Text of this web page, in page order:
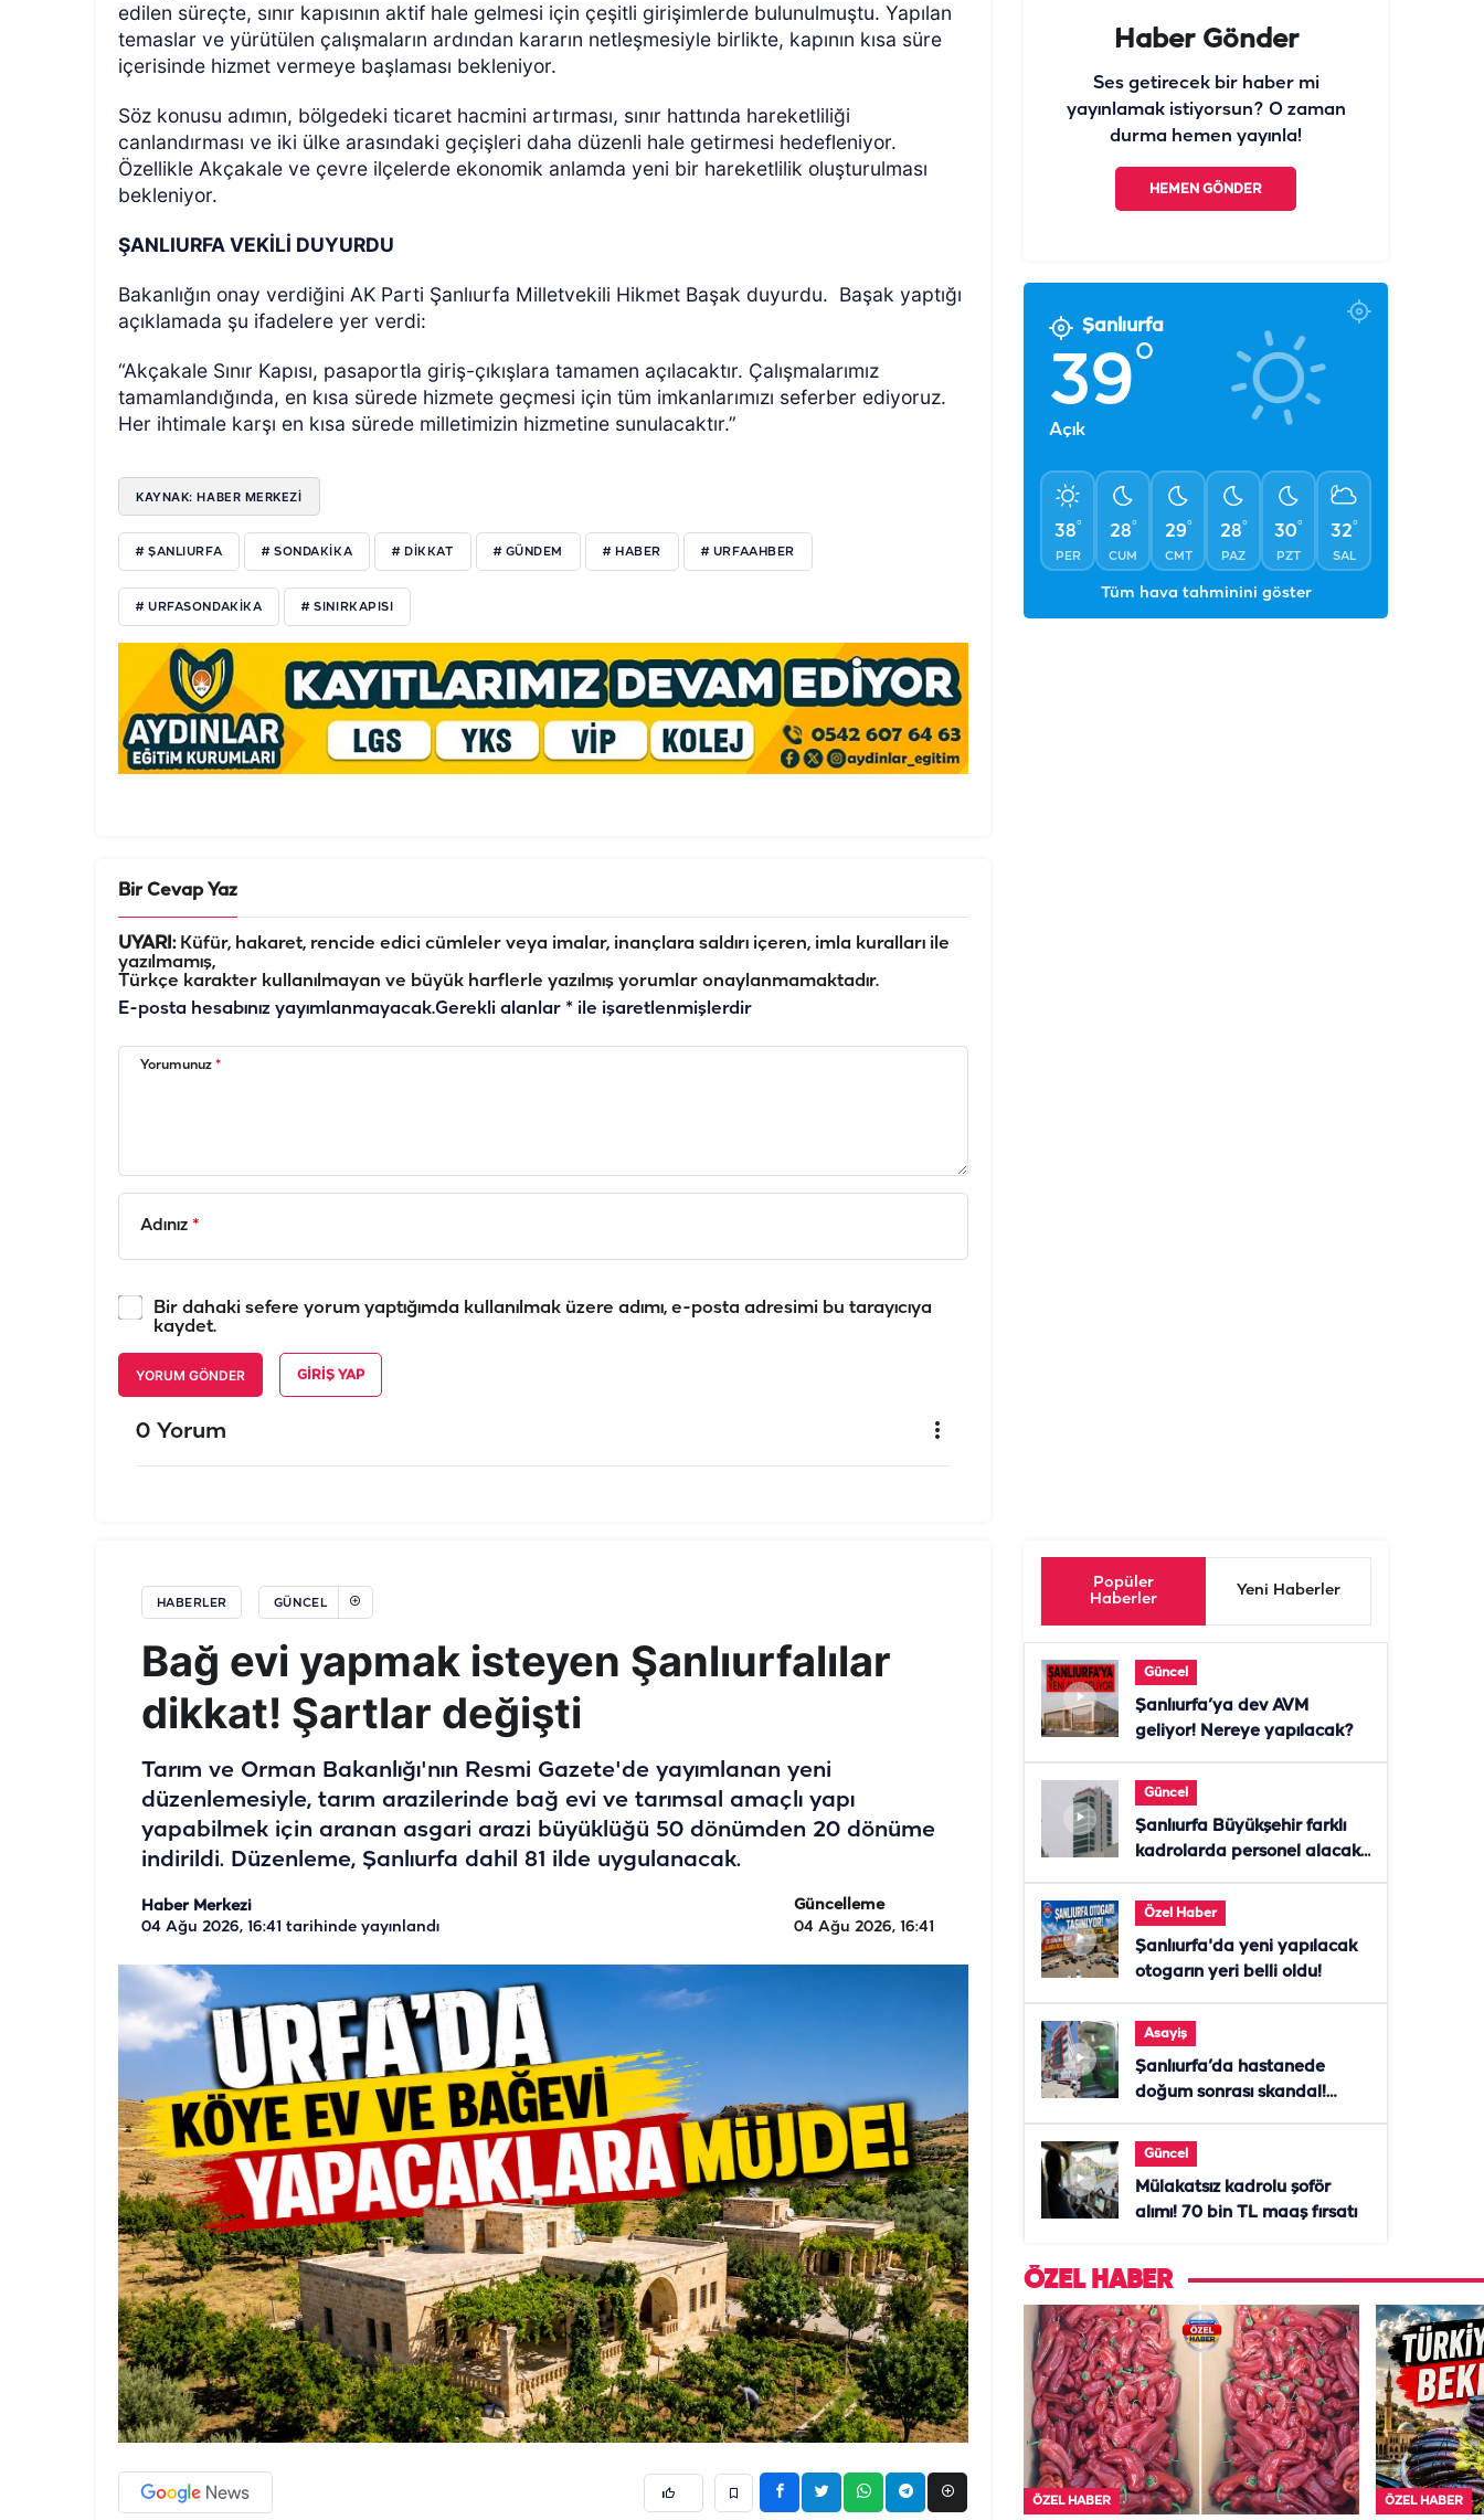
edilen süreçte, sınır kapısının aktif hale gelmesi için çeşitli girişimlerde bulunulmuştu. Yapılan
temaslar ve yürütülen çalışmaların ardından kararın netleşmesiyle birlikte, kapının kısa süre
içerisinde hizmet vermeye başlaması bekleniyor.
Söz konusu adımın, bölgedeki ticaret hacmini artırması, sınır hattında hareketliliği
canlandırması ve iki ülke arasındaki geçişleri daha düzenli hale getirmesi hedefleniyor.
Özellikle Akçakale ve çevre ilçelerde ekonomik anlamda yeni bir hareketlilik oluşturulması
bekleniyor.
ŞANLIURFA VEKİLİ DUYURDU
Bakanlığın onay verdiğini AK Parti Şanlıurfa Milletvekili Hikmet Başak duyurdu. Başak yaptığı
açıklamada şu ifadelere yer verdi:
“Akçakale Sınır Kapısı, pasaportla giriş-çıkışlara tamamen açılacaktır. Çalışmalarımız
tamamlandığında, en kısa sürede hizmete geçmesi için tüm imkanlarımızı seferber ediyoruz.
Her ihtimale karşı en kısa sürede milletimizin hizmetine sunulacaktır.”
KAYNAK: HABER MERKEZİ
# ŞANLIURFA # SONDAKIKA # DIKKAT # GÜNDEM # HABER # URFAAHBER
# URFASONDAKIKA # SINIRKAPISI
Bir Cevap Yaz
UYARI:Küfür, hakaret, rencide edici cümleler veya imalar, inançlara saldırı içeren, imla kuralları ile
yazılmamış,
Türkçe karakter kullanılmayan ve büyük harflerle yazılmış yorumlar onaylanmamaktadır.
E-posta hesabınız yayımlanmayacak.Gerekli alanlar * ile işaretlenmişlerdir
Yorumunuz *
Adınız *
Bir dahaki sefere yorum yaptığımda kullanılmak üzere adımı, e-posta adresimi bu tarayıcıya
kaydet.
YORUM GÖNDER GIRIŞ YAP
0 Yorum
Haber Gönder
Ses getirecek bir haber mi
yayınlamak istiyorsun? O zaman
durma hemen yayınla!
HEMEN GÖNDER
Şanlıurfa
39°
Açık
38°
PER
28°
CUM
29°
CMT
28°
PAZ
30°
PZT
32°
SAL
Tüm hava tahminini göster
HABERLER GÜNCEL
Bağ evi yapmak isteyen Şanlıurfalılar
dikkat! Şartlar değişti
Tarım ve Orman Bakanlığı'nın Resmi Gazete'de yayımlanan yeni
düzenlemesiyle, tarım arazilerinde bağ evi ve tarımsal amaçlı yapı
yapabilmek için aranan asgari arazi büyüklüğü 50 dönümden 20 dönüme
indirildi. Düzenleme, Şanlıurfa dahil 81 ilde uygulanacak.
Haber Merkezi
04 Ağu 2026, 16:41 tarihinde yayınlandı
Güncelleme
04 Ağu 2026, 16:41
Popüler
Haberler
Yeni Haberler
Güncel
Şanlıurfa’ya dev AVM
geliyor! Nereye yapılacak?
Güncel
Şanlıurfa Büyükşehir farklı
kadrolarda personel alacak!
Özel Haber
Şanlıurfa'da yeni yapılacak
otogarın yeri belli oldu!
Asayiş
Şanlıurfa’da hastanede
doğum sonrası skandal!
Güncel
Mülakatsız kadrolu şoför
alımı! 70 bin TL maaş fırsatı
ÖZEL HABER
ÖZEL HABER ÖZEL HABER